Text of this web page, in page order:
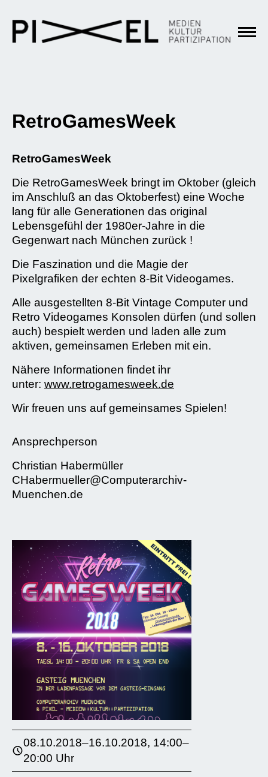
RetroGamesWeek
RetroGamesWeek
Die RetroGamesWeek bringt im Oktober (gleich
im Anschluß an das Oktoberfest) eine Woche
lang für alle Generationen das original
Lebensgefühl der 1980er-Jahre in die
Gegenwart nach München zurück !
Die Faszination und die Magie der
Pixelgrafiken der echten 8-Bit Videogames.
Alle ausgestellten 8-Bit Vintage Computer und
Retro Videogames Konsolen dürfen (und sollen
auch) bespielt werden und laden alle zum
aktiven, gemeinsamen Erleben mit ein.
Nähere Informationen findet ihr
unter: www.retrogamesweek.de
Wir freuen uns auf gemeinsames Spielen!
Ansprechperson
Christian Habermüller
CHabermueller@Computerarchiv-
Muenchen.de
08.10.2018–16.10.2018, 14:00–
20:00 Uhr